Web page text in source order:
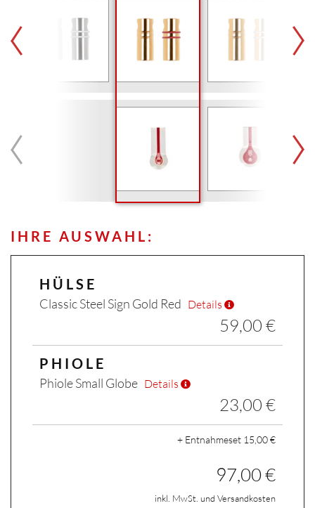
IHRE AUSWAHL:
HÜLSE
Classic Steel Sign Gold Red Details
59,00 €
PHIOLE
Phiole Small Globe Details
23,00 €
+ Entnahmeset 15,00 €
97,00 €
inkl. MwSt. und Versandkosten